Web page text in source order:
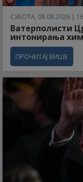
СУБОТА, 08.08.2026 |
Ватерполисти
интонирања
ПРОЧИТАЈ ВИШЕ